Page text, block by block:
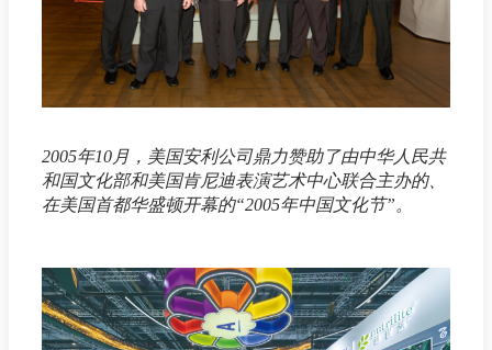
2005年10月，美国安利公司鼎力赞助了由中华人民共
和国文化部和美国肯尼迪表演艺术中心联合主办的、
在美国首都华盛顿开幕的“2005年中国文化节”。